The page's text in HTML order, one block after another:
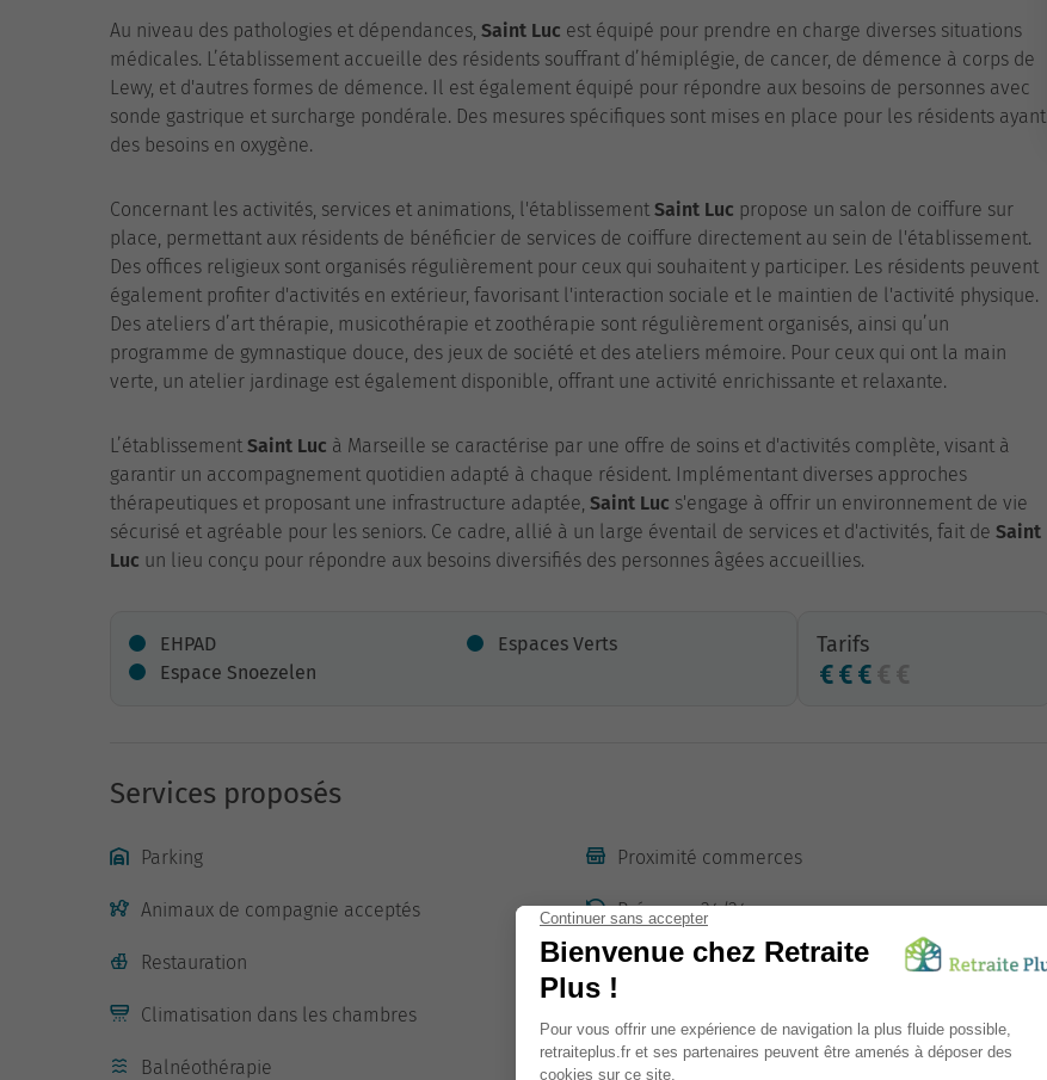
Au niveau des pathologies et dépendances, Saint Luc est équipé pour prendre en charge diverses situations
médicales. L’établissement accueille des résidents souffrant d’hémiplégie, de cancer, de démence à corps de
Lewy, et d'autres formes de démence. Il est également équipé pour répondre aux besoins de personnes avec
sonde gastrique et surcharge pondérale. Des mesures spécifiques sont mises en place pour les résidents ayant
des besoins en oxygène.
Concernant les activités, services et animations, l'établissement Saint Luc propose un salon de coiffure sur
place, permettant aux résidents de bénéficier de services de coiffure directement au sein de l'établissement.
Des offices religieux sont organisés régulièrement pour ceux qui souhaitent y participer. Les résidents peuvent
également profiter d'activités en extérieur, favorisant l'interaction sociale et le maintien de l'activité physique.
Des ateliers d’art thérapie, musicothérapie et zoothérapie sont régulièrement organisés, ainsi qu’un
programme de gymnastique douce, des jeux de société et des ateliers mémoire. Pour ceux qui ont la main
verte, un atelier jardinage est également disponible, offrant une activité enrichissante et relaxante.
L’établissement Saint Luc à Marseille se caractérise par une offre de soins et d'activités complète, visant à
garantir un accompagnement quotidien adapté à chaque résident. Implémentant diverses approches
thérapeutiques et proposant une infrastructure adaptée, Saint Luc s'engage à offrir un environnement de vie
sécurisé et agréable pour les seniors. Ce cadre, allié à un large éventail de services et d'activités, fait de Saint
Luc un lieu conçu pour répondre aux besoins diversifiés des personnes âgées accueillies.
EHPAD
Espaces Verts
Espace Snoezelen
Tarifs
Services proposés
Parking Proximité commerces
Animaux de compagnie acceptés Présence 24/24
Restauration WIFI
Climatisation dans les chambres
Balnéothérapie Thérapie non médicamenteuse